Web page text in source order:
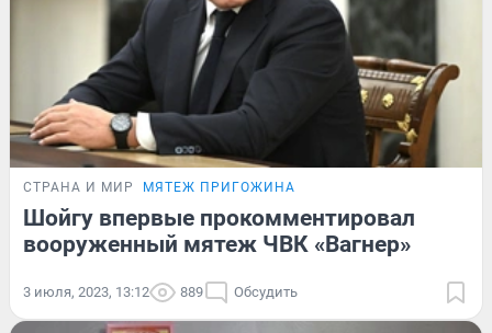
СТРАНА И МИР МЯТЕЖ ПРИГОЖИНА
Шойгу впервые прокомментировал
вооруженный мятеж ЧВК «Вагнер»
3 июля, 2023, 13:12 889 Обсудить